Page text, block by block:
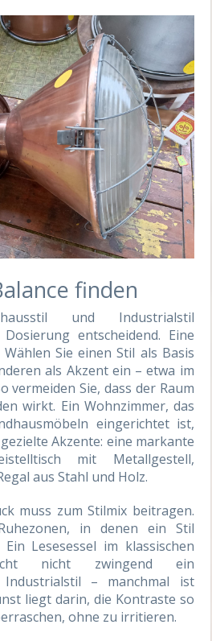
finden
und Industrialstil
entscheidend. Eine
Sie einen Stil als Basis
als Akzent ein – etwa im
vermeiden Sie, dass der Raum
wirkt. Ein Wohnzimmer, das
eingerichtet ist,
Akzente: eine markante
mit Metallgestell,
aus Stahl und Holz.
muss zum Stilmix beitragen.
in denen ein Stil
Lesesessel im klassischen
nicht zwingend ein
Industrialstil – manchmal ist
liegt darin, die Kontraste so
ohne zu irritieren.